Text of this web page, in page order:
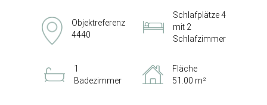
Objektreferenz
4440
Schlafplätze 4
mit 2
Schlafzimmer
1
Badezimmer
Fläche
51.00 m²